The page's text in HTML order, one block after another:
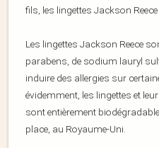
fils, les lingettes Jackson Reece
Les lingettes Jackson Reece
parabens, de sodium lauryl
induire des allergies sur
évidemment, les lingettes et
sont entièrement
place, au Royaume-Uni.